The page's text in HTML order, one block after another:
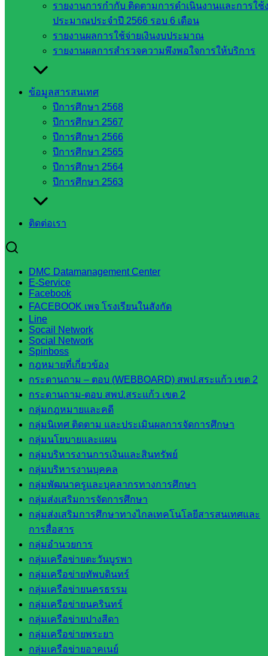
รายงานการกำกับ ติดตามการดำเนินงานและการใช้
ประมาณประจำปี 2566 รอบ 6 เดือน
รายงานผลการใช้จ่ายเงินงบประมาณ
รายงานผลการสำรวจความพึงพอใจการให้บริการ
ข้อมูลสารสนเทศ
ปีการศึกษา 2568
ปีการศึกษา 2567
ปีการศึกษา 2566
ปีการศึกษา 2565
ปีการศึกษา 2564
ปีการศึกษา 2563
ติดต่อเรา
DMC Datamanagement Center
E-Service
Facebook
FACEBOOK เพจ โรงเรียนในสังกัด
Line
Socail Network
Social Network
Spinboss
กฎหมายที่เกี่ยวข้อง
กระดานถาม – ตอบ (WEBBOARD) สพป.สระแก้ว เขต 2
กระดานถาม-ตอบ สพป.สระแก้ว เขต 2
กลุ่มกฎหมายและคดี
กลุ่มนิเทศ ติดตาม และประเมินผลการจัดการศึกษา
กลุ่มนโยบายและแผน
กลุ่มบริหารงานการเงินและสินทรัพย์
กลุ่มบริหารงานบุคคล
กลุ่มพัฒนาครูและบุคลากรทางการศึกษา
กลุ่มส่งเสริมการจัดการศึกษา
กลุ่มส่งเสริมการศึกษาทางไกลเทคโนโลยีสารสนเทศและ
การสื่อสาร
กลุ่มอำนวยการ
กลุ่มเครือข่ายตะวันบูรพา
กลุ่มเครือข่ายทัพบดินทร์
กลุ่มเครือข่ายนครธรรม
กลุ่มเครือข่ายนครินทร์
กลุ่มเครือข่ายปางสีดา
กลุ่มเครือข่ายพระยา
กลุ่มเครือข่ายอาคเนย์
อาชีวศึกษา
สำนักงาน
คณะ
กรรมการ
การศึกษา
ฐาน
รายชื่อ
มหาวิทยาลัย
ประเทศไทย
เว็บไซต์
สำนักต่าง
ๆ ใน
สพฐ.
สพฐ.
เว็บไซต์
สพป. ใน
สังกัด
สพฐ.
กรมบัญชี
กลาง
สำนักงาน
ส.ก.ส.ค
หน่วยงาน
ในจังหวัด
สระแก้ว
จังหวัด
สระแก้ว
องค์การ
บริหาร
ส่วน
จังหวัด
สระแก้ว
ศึกษาธิการ
จังหวัด
สระแก้ว